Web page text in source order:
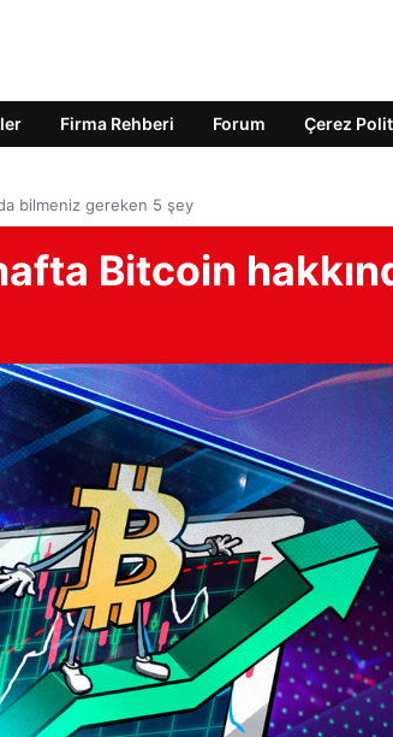
Firma Rehberi Forum Çerez
bilmeniz gereken 5 şey
Bitcoin